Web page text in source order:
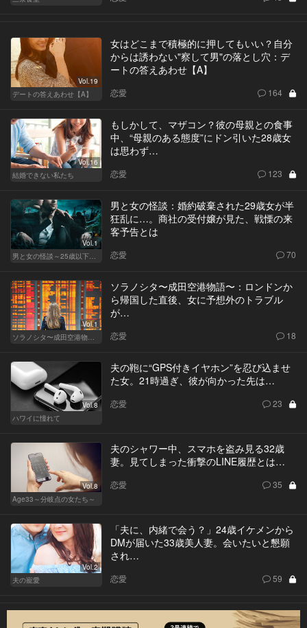
Vol.19
デートの答えあわせ【A】
女はどこまで積極的に押してもいい？自分
からは誘わない"察して男"の落とし穴：デ
ートの答えあわせ【A】
恋愛 164
Vol.16
結婚できない私たち
もしかして、マザコン？彼の母親との食事
中、“母親のある態度”にドン引いた28歳女
は思わず…
恋愛 123
Vol.1
男と女の怪談～25歳以下閲覧禁止～
男と女の怪談：婚約破棄された29歳女が半
狂乱に…。商社の受付嬢が見た、戦慄の来
客予告とは
恋愛 70
Vol.1
ソラノシタ〜成田空港物語〜
ソラノシタ〜成田空港物語〜：ロンドンか
ら帰国した直後、女に予想外のトラブル
が…
恋愛 18
Vol.8
ハワイに憧れて
夫の鞄に“GPS付きイヤホン”を忍び込ませ
た女。21時過ぎ、彼が向かった先は…
恋愛 23
Vol.8
Age33～分岐点の女たち～
夫のシャワー中、スマホを盗み見る32歳
妻。見てしまった衝撃のLINE履歴とは…
恋愛 35
Vol.2
夫の寵愛
「夫に、内緒で会う？」24歳イケメンから
DMが届いた33歳美人妻。会いたいと懇願
され…
恋愛 59